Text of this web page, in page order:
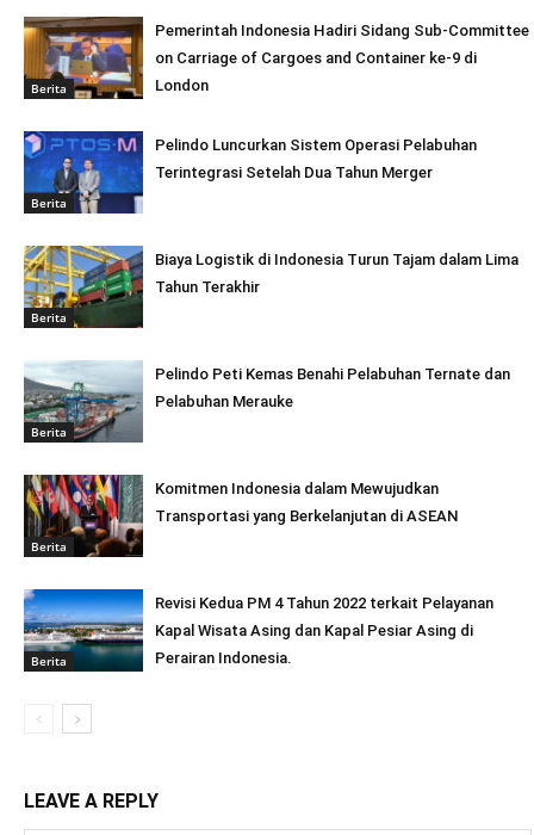
Berita
Pemerintah Indonesia Hadiri Sidang Sub-Committee
on Carriage of Cargoes and Container ke-9 di
London
Berita
Pelindo Luncurkan Sistem Operasi Pelabuhan
Terintegrasi Setelah Dua Tahun Merger
Berita
Biaya Logistik di Indonesia Turun Tajam dalam Lima
Tahun Terakhir
Berita
Pelindo Peti Kemas Benahi Pelabuhan Ternate dan
Pelabuhan Merauke
Berita
Komitmen Indonesia dalam Mewujudkan
Transportasi yang Berkelanjutan di ASEAN
Berita
Revisi Kedua PM 4 Tahun 2022 terkait Pelayanan
Kapal Wisata Asing dan Kapal Pesiar Asing di
Perairan Indonesia.
LEAVE A REPLY